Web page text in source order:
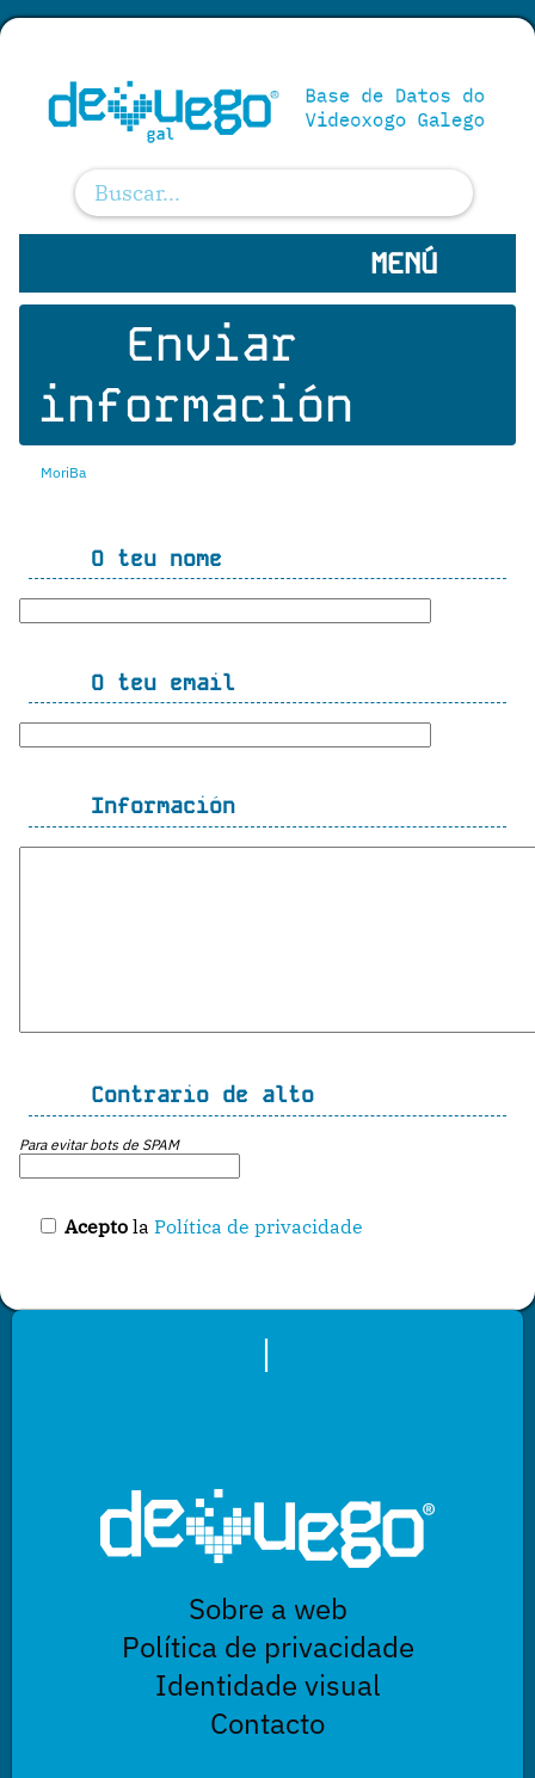
MENÚ
Enviar
información
MoriBa
O teu nome
O teu email
Información
Contrario de alto
Para evitar bots de SPAM
Acepto laPolítica de privacidade
|
Sobre a web
Política de privacidade
Identidade visual
Contacto